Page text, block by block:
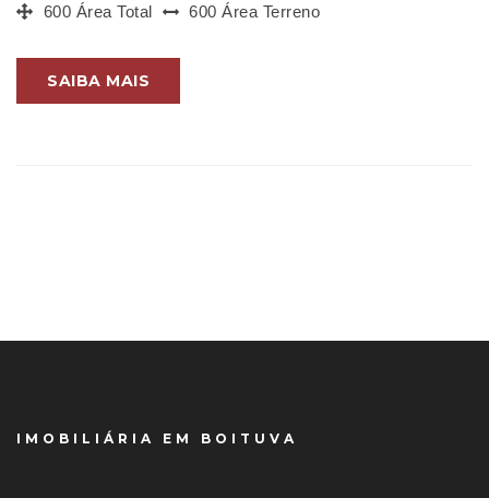
600 Área Total
600 Área Terreno
SAIBA MAIS
IMOBILIÁRIA EM BOITUVA